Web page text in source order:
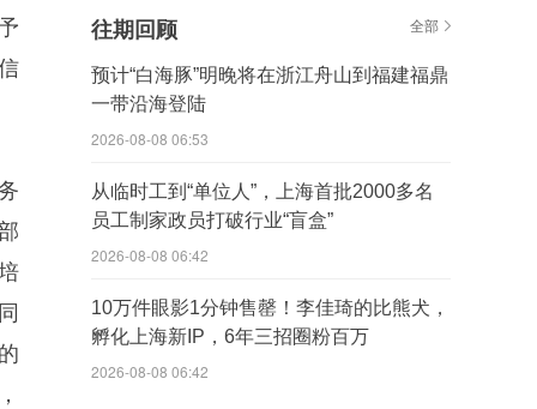
往期回顾 全部
预计“白海豚”明晚将在浙江舟山到福建福鼎
一带沿海登陆
2026-08-08 06:53
从临时工到“单位人”，上海首批2000多名
员工制家政员打破行业“盲盒”
2026-08-08 06:42
10万件眼影1分钟售罄！李佳琦的比熊犬，
孵化上海新IP，6年三招圈粉百万
2026-08-08 06:42